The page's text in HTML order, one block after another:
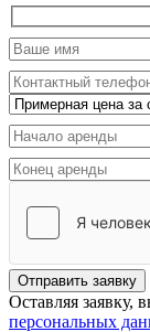
Отправить заявку
Оставляя заявку,
персональных